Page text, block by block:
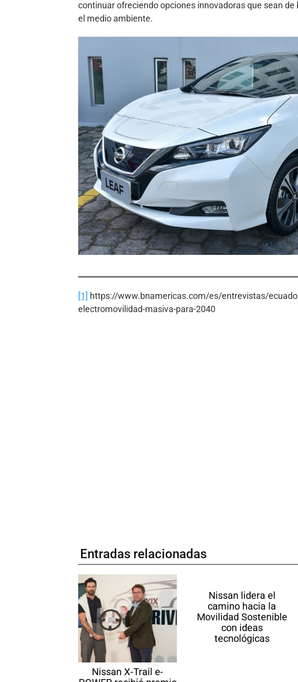
continuar ofreciendo opciones innovadoras que sean
el medio ambiente.
[1] https://www.bnamericas.com/es/entrevistas/
electromovilidad-masiva-para-2040
Entradas relacionadas
Nissan X-Trail e-
Nissan lidera el
camino hacia la
Movilidad Sostenible
con ideas
tecnológicas